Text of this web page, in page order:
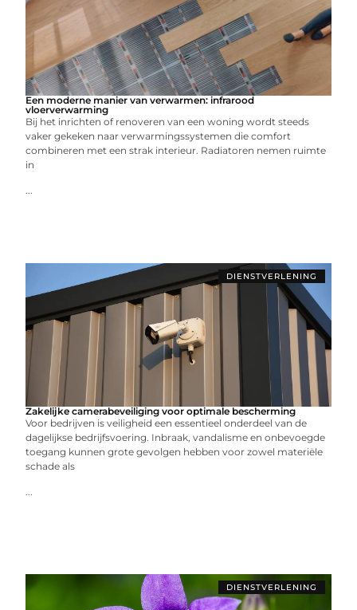
Een moderne manier van verwarmen: infrarood
vloerverwarming
Bij het inrichten of renoveren van een woning wordt steeds
vaker gekeken naar verwarmingssystemen die comfort
combineren met een strak interieur. Radiatoren nemen ruimte
in
...
DIENSTVERLENING
Zakelijke camerabeveiliging voor optimale bescherming
Voor bedrijven is veiligheid een essentieel onderdeel van de
dagelijkse bedrijfsvoering. Inbraak, vandalisme en onbevoegde
toegang kunnen grote gevolgen hebben voor zowel materiële
schade als
...
DIENSTVERLENING